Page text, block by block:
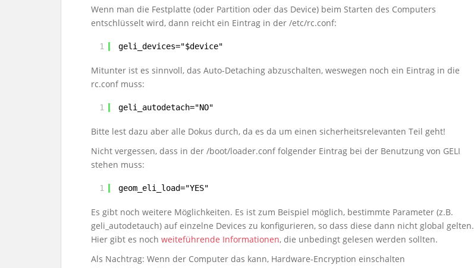
Wenn man die Festplatte (oder Partition oder das Device) beim Starten des Computers
entschlüsselt wird, dann reicht ein Eintrag in der /etc/rc.conf:
1 geli_devices="$device"
Mitunter ist es sinnvoll, das Auto-Detaching abzuschalten, weswegen noch ein Eintrag in die
rc.conf muss:
1 geli_autodetach="NO"
Bitte lest dazu aber alle Dokus durch, da es da um einen sicherheitsrelevanten Teil geht!
Nicht vergessen, dass in der /boot/loader.conf folgender Eintrag bei der Benutzung von GELI
stehen muss:
1 geom_eli_load="YES"
Es gibt noch weitere Möglichkeiten. Es ist zum Beispiel möglich, bestimmte Parameter (z.B.
geli_autodetauch) auf einzelne Devices zu konfigurieren, so dass diese dann nicht global gelten.
Hier gibt es noch weiteführende Informationen, die unbedingt gelesen werden sollten.
Als Nachtrag: Wenn der Computer das kann, Hardware-Encryption einschalten